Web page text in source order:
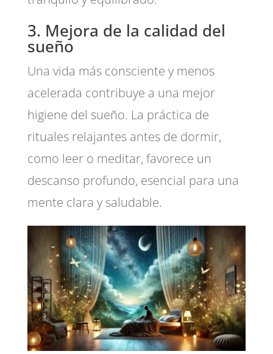
3. Mejora de la calidad del
sueño
Una vida más consciente y menos
acelerada contribuye a una mejor
higiene del sueño. La práctica de
rituales relajantes antes de dormir,
como leer o meditar, favorece un
descanso profundo, esencial para una
mente clara y saludable.